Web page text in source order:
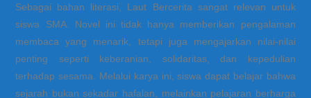
Sebagai bahan literasi, Laut Bercerita sangat relevan untuk
siswa SMA. Novel ini tidak hanya memberikan pengalaman
membaca yang menarik, tetapi juga mengajarkan nilai-nilai
penting seperti keberanian, solidaritas, dan kepedulian
terhadap sesama. Melalui karya ini, siswa dapat belajar bahwa
sejarah bukan sekadar hafalan, melainkan pelajaran berharga